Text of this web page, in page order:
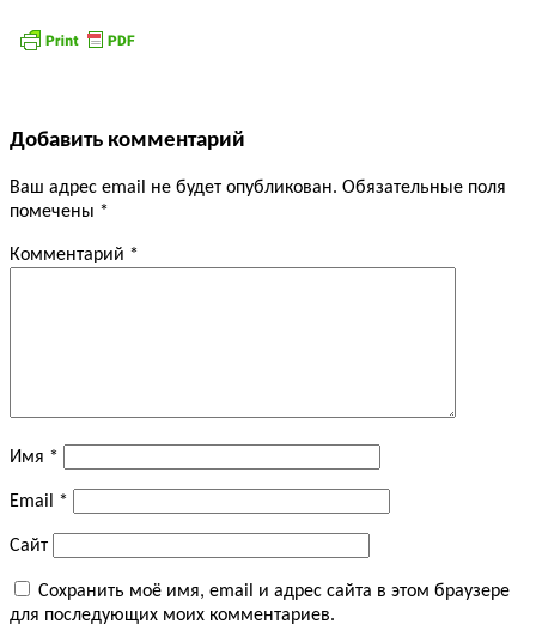
Добавить комментарий
Ваш адрес email не будет опубликован. Обязательные поля
помечены *
Комментарий *
Имя *
Email *
Сайт
Сохранить моё имя, email и адрес сайта в этом браузере
для последующих моих комментариев.